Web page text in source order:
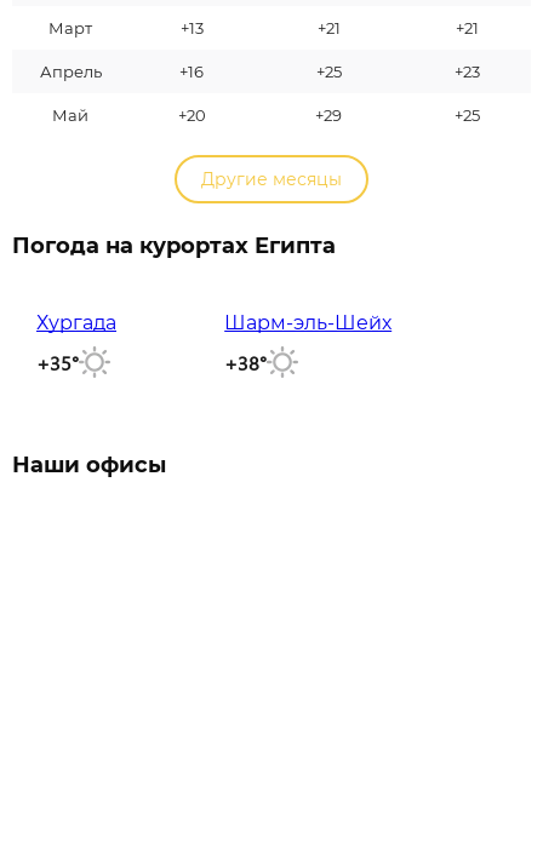
Март +13 +21 +21
Апрель +16 +25 +23
Май +20 +29 +25
Другие месяцы
Погода на курортах Египта
Хургада
+35°
Шарм-эль-Шейх
+38°
Наши офисы